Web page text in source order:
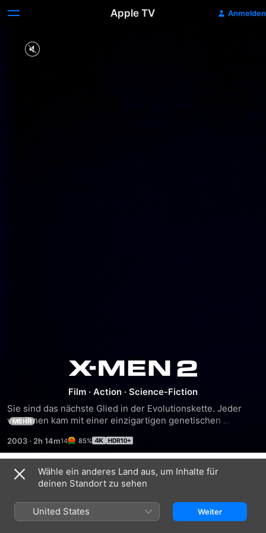
Apple TV Anmelden
X-
Men
2
Film · Action · Science-Fiction
Sie sind das nächste Glied in der Evolutionskette. Jeder
von ihnen kam mit einer einzigartigen genetischen
Fähigkeit, die sich erstmals in der Jugend zeigt. In einer
zunehmend von Vorurteilen und Hass beherrschten Welt
versteht man sie jedoch nur als wissenschaftliche
Kuriositäten, als Launen der Natur, als Ausgestoßene -
akzeptiert wird. Trotz der weit verbreiteten Ignoranz der
Gesellschaft schaffen es die X-Men und mit ihnen weltweit
MEHR
2003 · 2h 14m 85%
Trailer
Wähle ein anderes Land aus, um Inhalte für
deinen Standort zu sehen
United States Weiter